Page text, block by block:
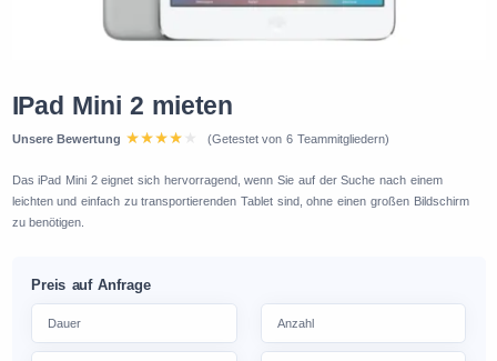
IPad Mini 2 mieten
Unsere Bewertung (Getestet von 6 Teammitgliedern)
Das iPad Mini 2 eignet sich hervorragend, wenn Sie auf der Suche nach einem
leichten und einfach zu transportierenden Tablet sind, ohne einen großen Bildschirm
zu benötigen.
Preis auf Anfrage